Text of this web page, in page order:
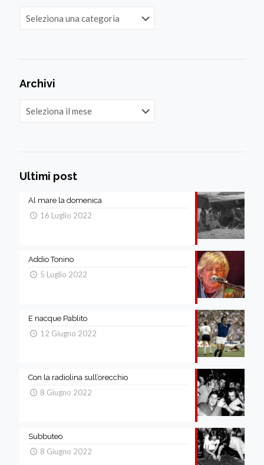
Archivi
Ultimi post
Al mare la domenica
16 Luglio 2022
Addio Tonino
5 Luglio 2022
E nacque Pablito
12 Giugno 2022
Con la radiolina sull’orecchio
8 Giugno 2022
Subbuteo
8 Giugno 2022